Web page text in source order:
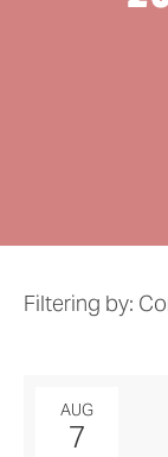
Filtering by:
AUG
7